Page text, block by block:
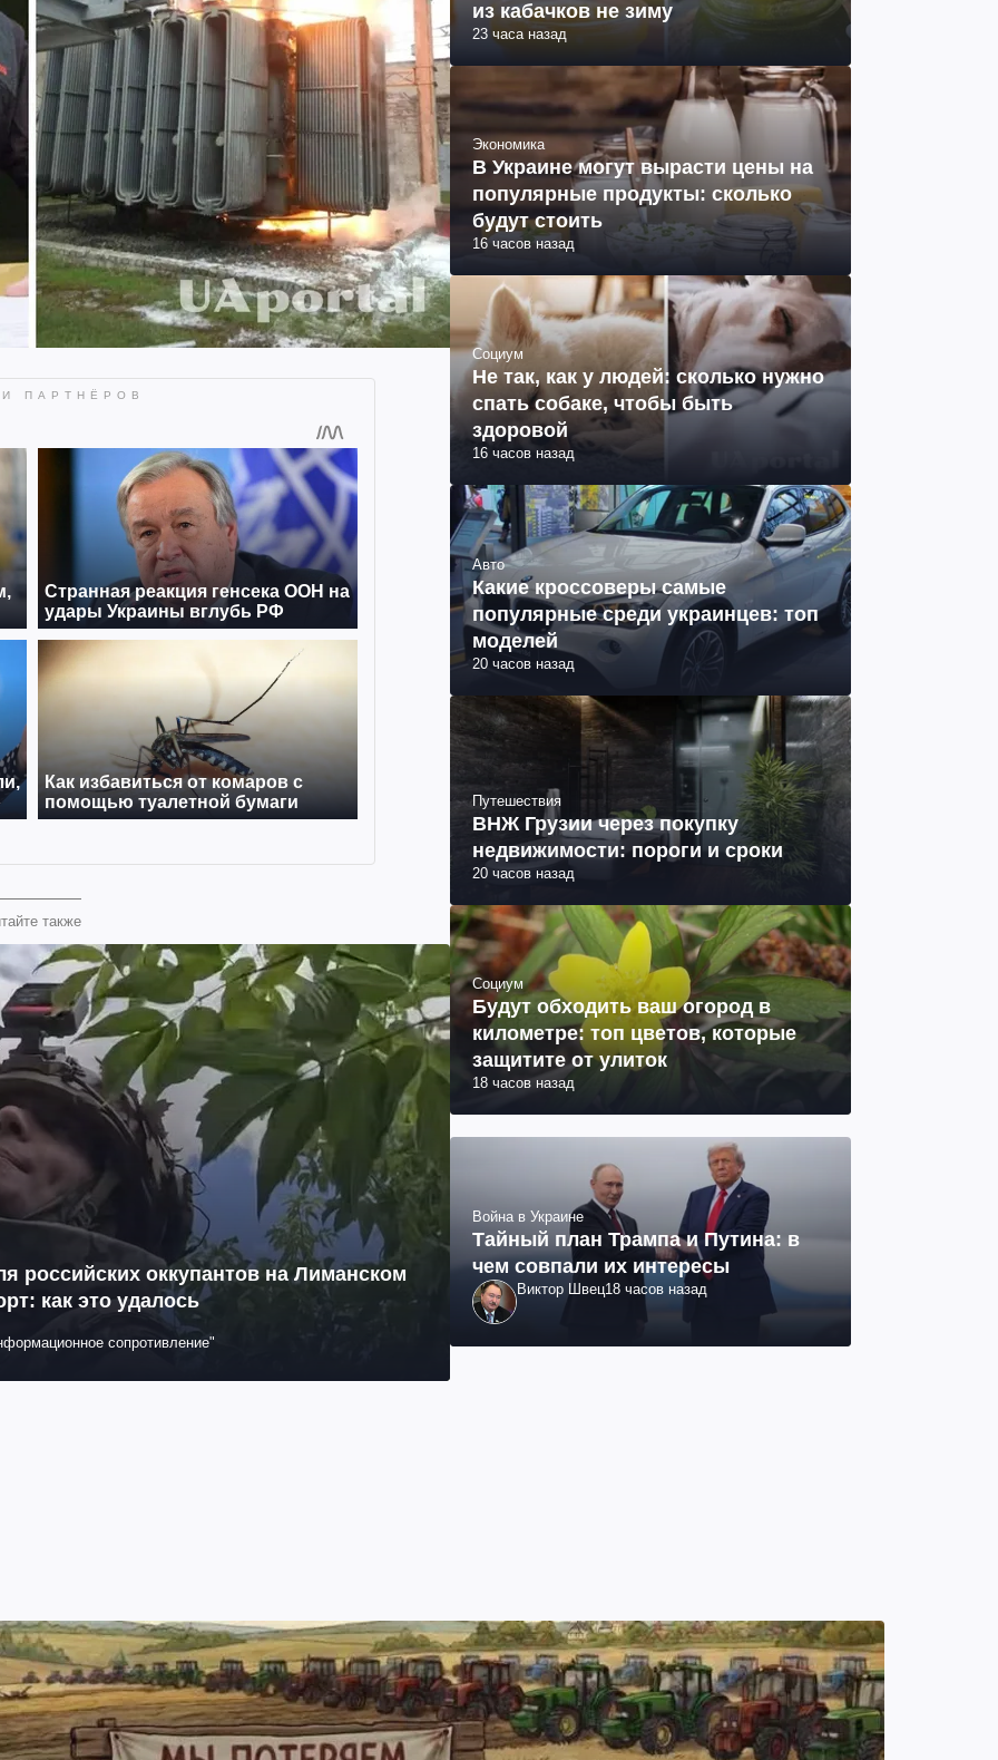
также
российских оккупантов на Лиманском
как это удалось
сопротивление"
из кабачков не зиму
23 часа назад
Экономика
В Украине могут вырасти цены на
популярные продукты: сколько
будут стоить
16 часов назад
Социум
Не так, как у людей: сколько нужно
спать собаке, чтобы быть
здоровой
16 часов назад
Авто
Какие кроссоверы самые
популярные среди украинцев: топ
моделей
20 часов назад
Путешествия
ВНЖ Грузии через покупку
недвижимости: пороги и сроки
20 часов назад
Социум
Будут обходить ваш огород в
километре: топ цветов, которые
защитите от улиток
18 часов назад
Война в Украине
Тайный план Трампа и Путина: в
чем совпали их интересы
Виктор Швец18 часов назад